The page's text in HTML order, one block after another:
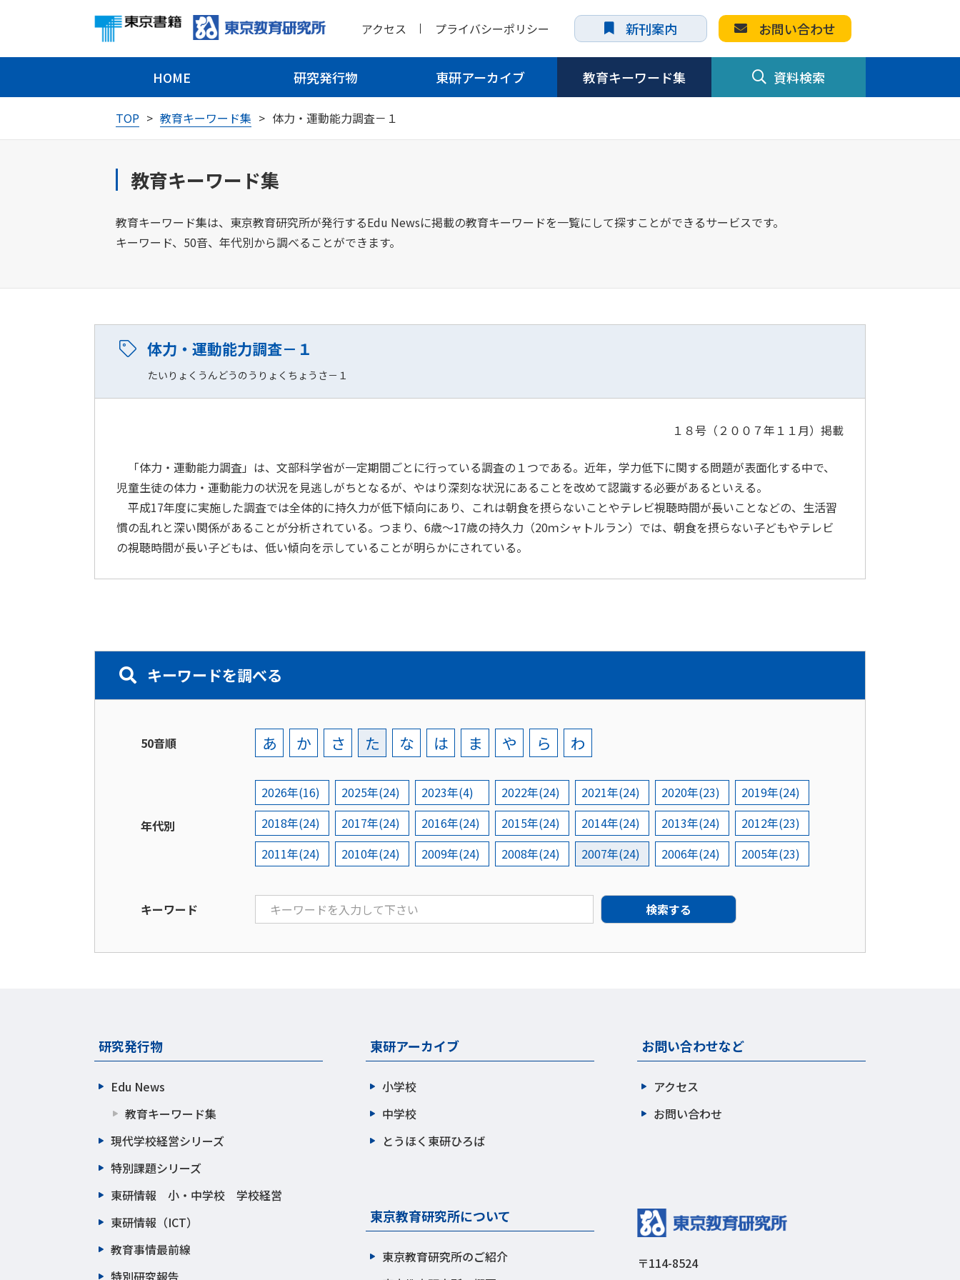
アクセス プライバシーポリシー 新刊案内 お問い合わせ
HOME 研究発行物 東研アーカイブ 教育キーワード集 資料検索
TOP 教育キーワード集 体力・運動能力調査－１
教育キーワード集
教育キーワード集は、東京教育研究所が発行するEdu Newsに掲載の教育キーワードを一覧にして探すことができるサービスです。
キーワード、50音、年代別から調べることができます。
体力・運動能力調査－１
たいりょくうんどうのうりょくちょうさ－１
１８号（２００７年１１月） 掲載
「体力・運動能力調査」は、文部科学省が一定期間ごとに行っている調査の１つである。近年，学力低下に関する問題が表面化する中で、
児童生徒の体力・運動能力の状況を見逃しがちとなるが、やはり深刻な状況にあることを改めて認識する必要があるといえる。
平成17年度に実施した調査では全体的に持久力が低下傾向にあり、これは朝食を摂らないことやテレビ視聴時間が長いことなどの、生活習
慣の乱れと深い関係があることが分析されている。つまり、6歳～17歳の持久力（20ｍシャトルラン）では、朝食を摂らない子どもやテレビ
の視聴時間が長い子どもは、低い傾向を示していることが明らかにされている。
キーワードを調べる
50音順 あ か さ た な は ま や ら わ
年代別
2026年(16) 2025年(24) 2023年(4) 2022年(24) 2021年(24) 2020年(23)
2019年(24)
2018年(24)
2017年(24) 2016年(24) 2015年(24) 2014年(24) 2013年(24)
2012年(23)
2011年(24)
2010年(24) 2009年(24) 2008年(24) 2007年(24) 2006年(24) 2005年(23)
キーワード
研究発行物
Edu News
教育キーワード集
現代学校経営シリーズ
特別課題シリーズ
東研情報 小・中学校 学校経営
東研情報（ICT）
教育事情最前線
特別研究報告
東研アーカイブ
小学校
中学校
とうほく東研ひろば
東京教育研究所について
東京教育研究所のご紹介
お問い合わせなど
アクセス
お問い合わせ
〒114-8524